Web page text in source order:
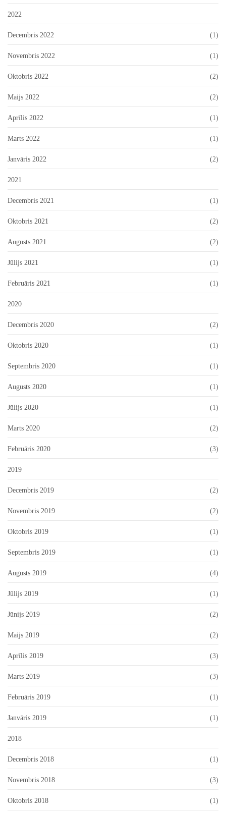
2022
Decembris 2022 (1)
Novembris 2022 (1)
Oktobris 2022 (2)
Maijs 2022 (2)
Aprīlis 2022 (1)
Marts 2022 (1)
Janvāris 2022 (2)
2021
Decembris 2021 (1)
Oktobris 2021 (2)
Augusts 2021 (2)
Jūlijs 2021 (1)
Februāris 2021 (1)
2020
Decembris 2020 (2)
Oktobris 2020 (1)
Septembris 2020 (1)
Augusts 2020 (1)
Jūlijs 2020 (1)
Marts 2020 (2)
Februāris 2020 (3)
2019
Decembris 2019 (2)
Novembris 2019 (2)
Oktobris 2019 (1)
Septembris 2019 (1)
Augusts 2019 (4)
Jūlijs 2019 (1)
Jūnijs 2019 (2)
Maijs 2019 (2)
Aprīlis 2019 (3)
Marts 2019 (3)
Februāris 2019 (1)
Janvāris 2019 (1)
2018
Decembris 2018 (1)
Novembris 2018 (3)
Oktobris 2018 (1)